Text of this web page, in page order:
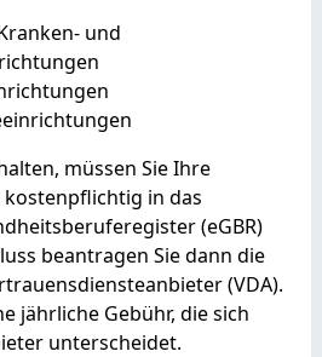
und
müssen Sie Ihre
in das
(eGBR)
beantragen Sie dann die
(VDA).
jährliche Gebühr, die sich
unterscheidet.